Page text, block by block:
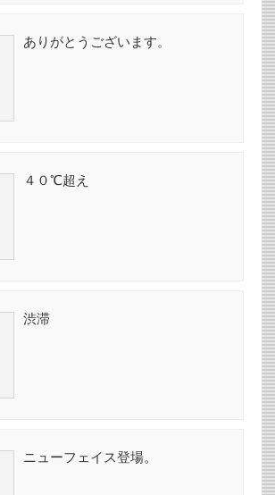
ありがとうございます。
４０℃超え
渋滞
ニューフェイス登場。